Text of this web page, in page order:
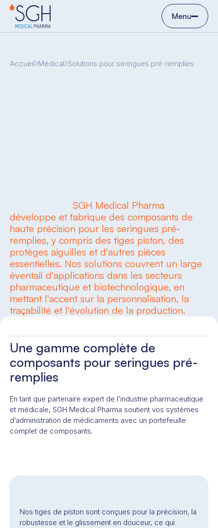
Menu
Accueil Médical Solutions pour seringues pré-remplies
SGH Medical Pharma
développe et fabrique des composants de
haute précision pour les seringues pré-
remplies, y compris des tiges piston, des
protèges aiguilles et d'autres pièces
essentielles. Nos solutions couvrent un large
éventail d'applications dans les secteurs
pharmaceutique et biotechnologique, en
mettant l'accent sur la personnalisation, la
traçabilité et l'évolution de la production.
Une gamme complète de
composants pour seringues pré-
remplies
En tant que partenaire expert de l’industrie pharmaceutique
et médicale, SGH Medical Pharma soutient vos systèmes
d’administration de médicaments avec un portefeuille
complet de composants.
Nos tiges de piston sont conçues pour la précision, la
robustesse et le glissement en douceur, ce qui